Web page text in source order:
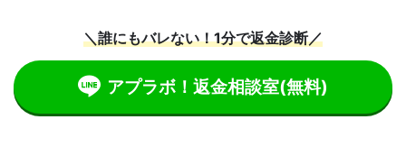
＼誰にもバレない！1分で返金診断／
アプラボ！返金相談室(無料)